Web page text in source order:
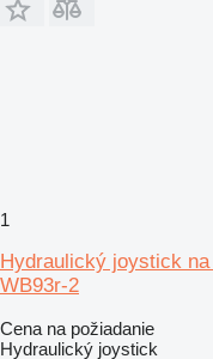
1
Hydraulický joystick
WB93r-2
Cena na požiadanie
Hydraulický joystick